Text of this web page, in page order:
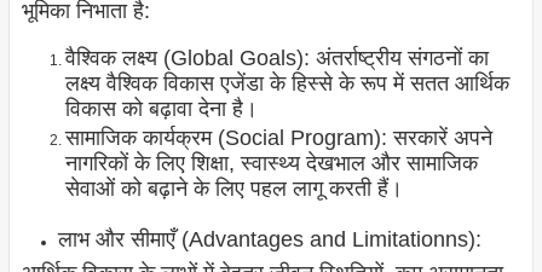
भूमिका निभाता है:
वैश्विक लक्ष्य (Global Goals): अंतर्राष्ट्रीय संगठनों का
लक्ष्य वैश्विक विकास एजेंडा के हिस्से के रूप में सतत आर्थिक
विकास को बढ़ावा देना है।
सामाजिक कार्यक्रम (Social Program): सरकारें अपने
नागरिकों के लिए शिक्षा, स्वास्थ्य देखभाल और सामाजिक
सेवाओं को बढ़ाने के लिए पहल लागू करती हैं।
लाभ और सीमाएँ (Advantages and Limitationns):